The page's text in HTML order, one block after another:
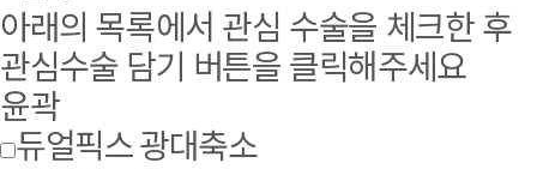
아래의 목록에서 관심 수술을 체크한 후
관심수술 담기 버튼을 클릭해주세요
윤곽
듀얼픽스 광대축소